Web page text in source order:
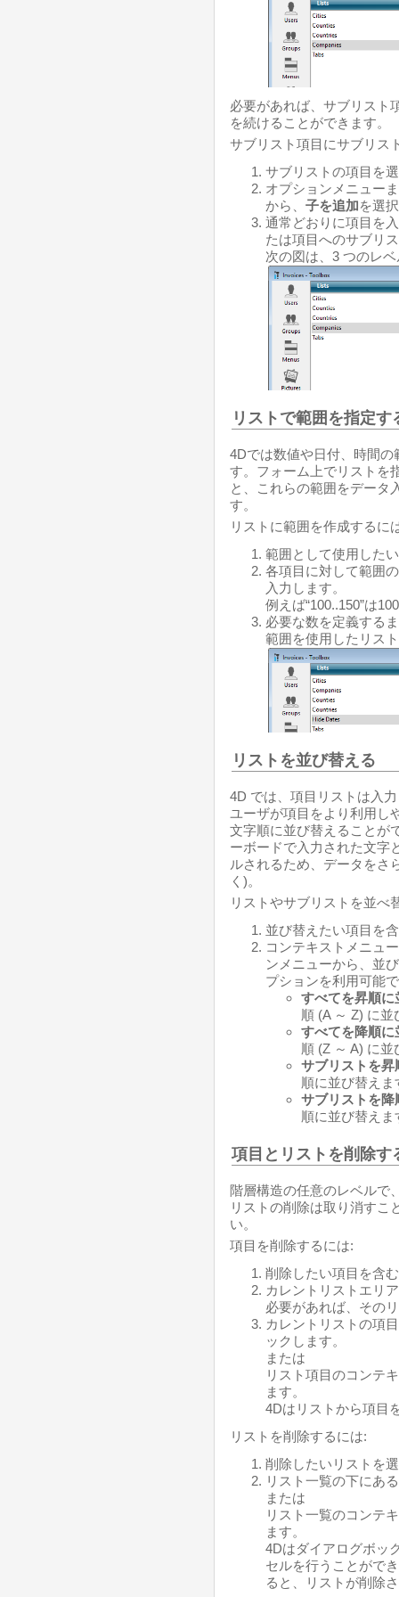
必要があれば、サブリスト
を続けることができます。
サブリスト項目にサブリス
サブリストの項目を
オプションメニュー
から、 子を追加を選
通常どおりに項目を
たは項目へのサブリ
次の図は、3 つのレ
リストで範囲を指定す
4Dでは数値や日付、時間
す。フォーム上でリストを
と、これらの範囲をデータ
す。
リストに範囲を作成するに
範囲として使用した
各項目に対して範囲
入力します。
例えば“100..150”は
必要な数を定義する
範囲を使用したリス
リストを並び替える
4D では、項目リストは入
ユーザが項目をより利用し
文字順に並び替えることが
ーボードで入力された文字
ルされるため、データをさ
く)。
リストやサブリストを並べ
並び替えたい項目を
コンテキストメニュ
ンメニューから、並
プションを利用可能
すべてを昇順に
順 (A ～ Z) に並
すべてを降順に
順 (Z ～ A) に並
サブリストを昇
順に並び替えま
サブリストを降
順に並び替えま
項目とリストを削除す
階層構造の任意のレベルで
リストの削除は取り消すこ
い。
項目を削除するには:
削除したい項目を含
カレントリストエリ
必要があれば、その
カレントリストの項
ックします。
または
リスト項目のコンテ
ます。
4Dはリストから項目
リストを削除するには:
削除したいリストを
リスト一覧の下にあ
または
リスト一覧のコンテ
ます。
4Dはダイアログボッ
セルを行うことがで
ると、リストが削除